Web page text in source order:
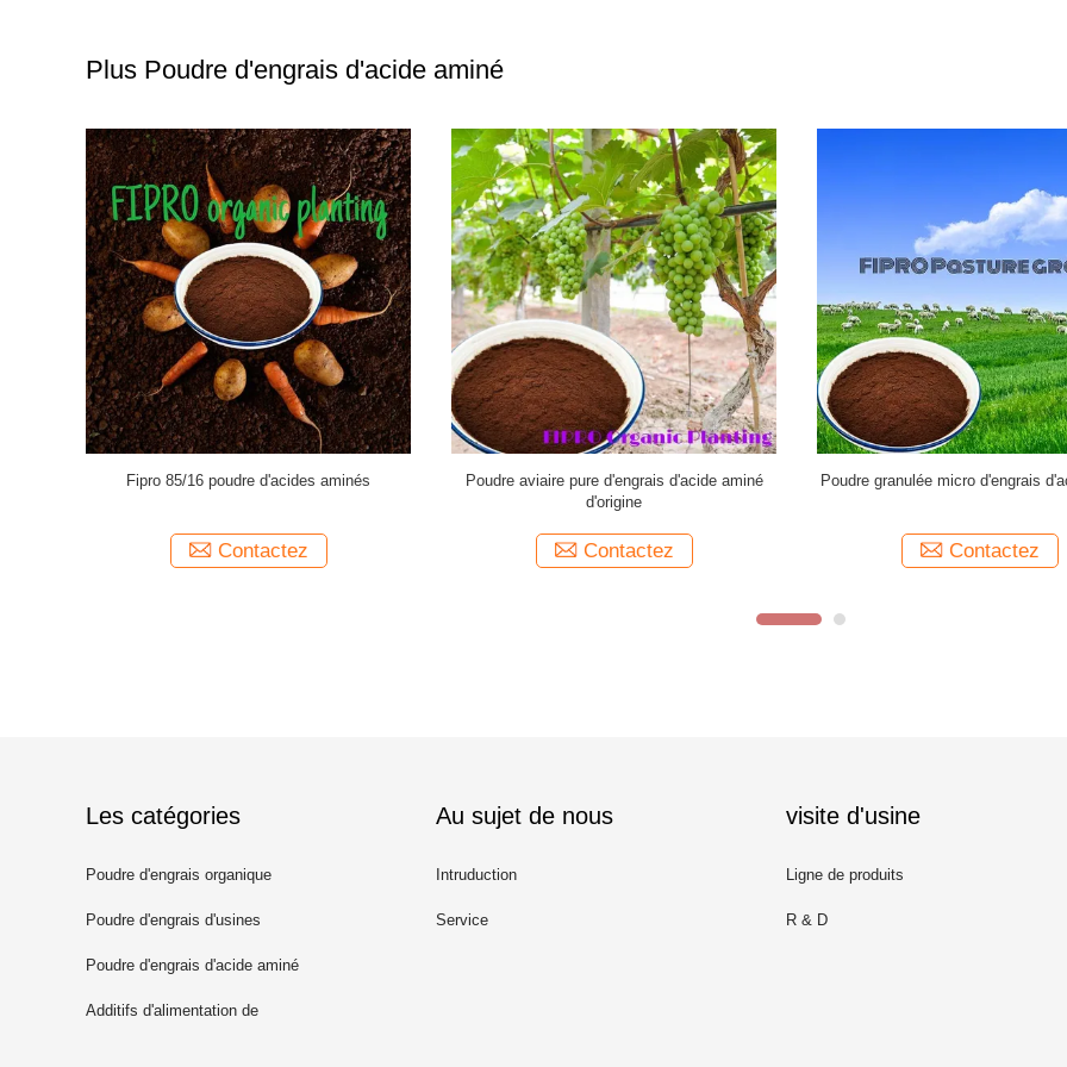
Plus Poudre d'engrais d'acide aminé
Les acides aminés de 84% saupoudrent
Contactez
Les acides aminés naturels d'engrais
organique de régulateur saupoudrent la vapeur
Contactez
L-alpha animal comestible de
Contactez
Les catégories
Poudre d'engrais organique
Poudre d'engrais d'usines
Poudre d'engrais d'acide aminé
Additifs d'alimentation de
Au sujet de nous
Intruduction
Service
visite d'usine
Ligne de produits
R & D